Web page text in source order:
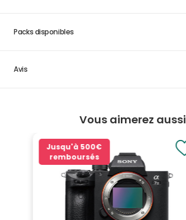
Packs disponibles
Avis
Vous aimerez aussi
Jusqu'à 500€
remboursés